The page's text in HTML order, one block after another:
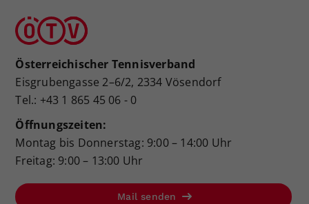
Österreichischer Tennisverband
Eisgrubengasse 2–6/2, 2334 Vösendorf
Tel.: +43 1 865 45 06 - 0
Öffnungszeiten:
Montag bis Donnerstag: 9:00 – 14:00 Uhr
Freitag: 9:00 – 13:00 Uhr
Mail senden